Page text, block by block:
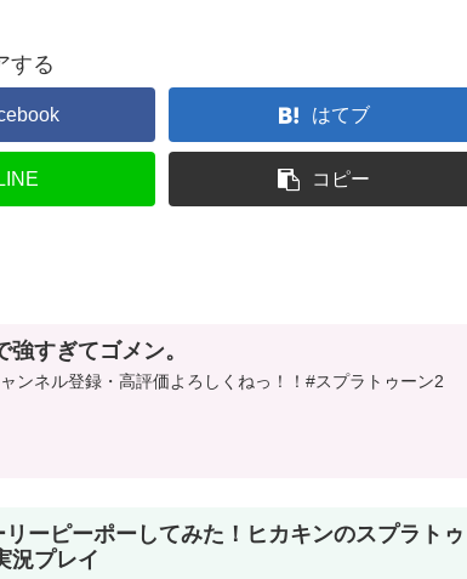
する
はてブ
LINE コピー
強すぎてゴメン。
ンネル登録・高評価よろしくねっ！！ ​​​​​​​​​ #スプラトゥーン2​​​​​​​​​​​​​​​​​​​
ーピーポーしてみた！ヒカキンのスプラトゥ
況プレイ